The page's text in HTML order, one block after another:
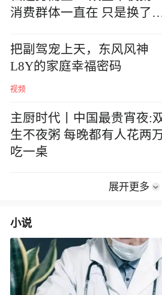
消费群体一直在 只是换了
把副驾宠上天，东风风神
L8Y的家庭幸福密码
视频
主厨时代丨中国最贵宵夜:
生不夜粥 每晚都有人花两
吃一桌
展开更多
小说